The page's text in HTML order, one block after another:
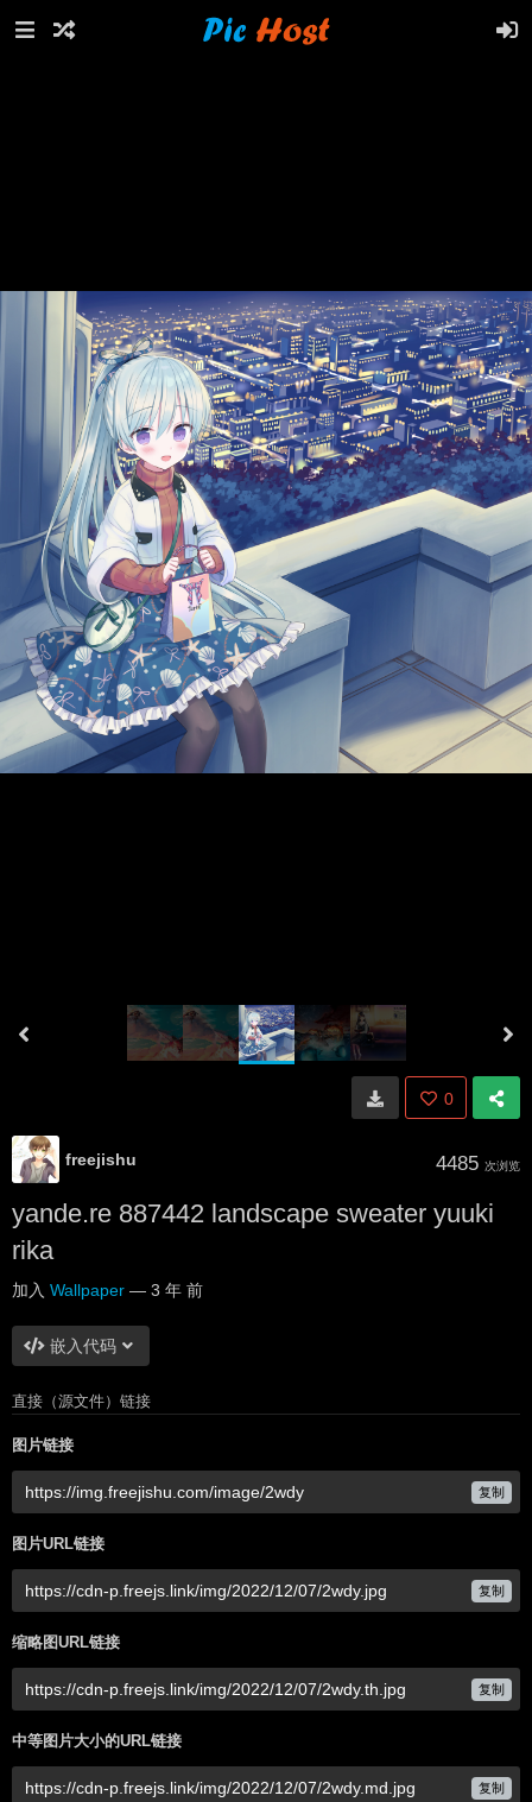
0
freejishu 4485 次浏览
yande.re 887442 landscape sweater yuuki
rika
加入 Wallpaper — 3 年 前
嵌入代码
直接（源文件）链接
图片链接
复制
图片URL链接
复制
缩略图URL链接
复制
中等图片大小的URL链接
复制